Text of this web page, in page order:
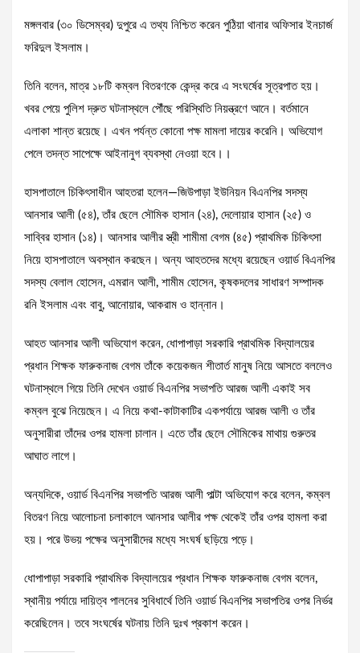
মঙ্গলবার (৩০ ডিসেম্বর) দুপুরে এ তথ্য নিশ্চিত করেন পুঠিয়া থানার অফিসার ইনচার্জ
ফরিদুল ইসলাম।
তিনি বলেন, মাত্র ১৮টি কম্বল বিতরণকে কেন্দ্র করে এ সংঘর্ষের সূত্রপাত হয়।
খবর পেয়ে পুলিশ দ্রুত ঘটনাস্থলে পৌঁছে পরিস্থিতি নিয়ন্ত্রণে আনে। বর্তমানে
এলাকা শান্ত রয়েছে। এখন পর্যন্ত কোনো পক্ষ মামলা দায়ের করেনি। অভিযোগ
পেলে তদন্ত সাপেক্ষে আইনানুগ ব্যবস্থা নেওয়া হবে।।
হাসপাতালে চিকিৎসাধীন আহতরা হলেন—জিউপাড়া ইউনিয়ন বিএনপির সদস্য
আনসার আলী (৫৪), তাঁর ছেলে সৌমিক হাসান (২৪), দেলোয়ার হাসান (২৫) ও
সাব্বির হাসান (১৪)। আনসার আলীর স্ত্রী শামীমা বেগম (৪৫) প্রাথমিক চিকিৎসা
নিয়ে হাসপাতালে অবস্থান করছেন। অন্য আহতদের মধ্যে রয়েছেন ওয়ার্ড বিএনপির
সদস্য বেলাল হোসেন, এমরান আলী, শামীম হোসেন, কৃষকদলের সাধারণ সম্পাদক
রনি ইসলাম এবং বাবু, আনোয়ার, আকরাম ও হান্নান।
আহত আনসার আলী অভিযোগ করেন, ধোপাপাড়া সরকারি প্রাথমিক বিদ্যালয়ের
প্রধান শিক্ষক ফারুকনাজ বেগম তাঁকে কয়েকজন শীতার্ত মানুষ নিয়ে আসতে বললেও
ঘটনাস্থলে গিয়ে তিনি দেখেন ওয়ার্ড বিএনপির সভাপতি আরজ আলী একাই সব
কম্বল বুঝে নিয়েছেন। এ নিয়ে কথা-কাটাকাটির একপর্যায়ে আরজ আলী ও তাঁর
অনুসারীরা তাঁদের ওপর হামলা চালান। এতে তাঁর ছেলে সৌমিকের মাথায় গুরুতর
আঘাত লাগে।
অন্যদিকে, ওয়ার্ড বিএনপির সভাপতি আরজ আলী পাল্টা অভিযোগ করে বলেন, কম্বল
বিতরণ নিয়ে আলোচনা চলাকালে আনসার আলীর পক্ষ থেকেই তাঁর ওপর হামলা করা
হয়। পরে উভয় পক্ষের অনুসারীদের মধ্যে সংঘর্ষ ছড়িয়ে পড়ে।
ধোপাপাড়া সরকারি প্রাথমিক বিদ্যালয়ের প্রধান শিক্ষক ফারুকনাজ বেগম বলেন,
স্থানীয় পর্যায়ে দায়িত্ব পালনের সুবিধার্থে তিনি ওয়ার্ড বিএনপির সভাপতির ওপর নির্ভর
করেছিলেন। তবে সংঘর্ষের ঘটনায় তিনি দুঃখ প্রকাশ করেন।